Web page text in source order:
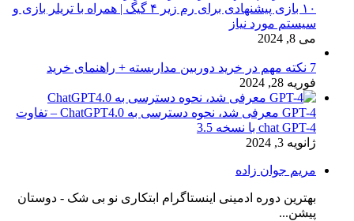
۱۰ بازی پیشنهادی برای رم زیر ۴ گیگ | همراه با تریلر بازی و
سیستم مورد نیاز
می 8, 2024
7 نکته مهم در خرید دوربین مداربسته + راهنمای خرید
فوریه 28, 2024
GPT-4 معرفی شد، نحوه دسترسی به ChatGPT4.0 – تفاوت
chat GPT-4 با نسخه 3.5
ژانویه 3, 2024
مریم جوان زاده
بهترین دوره ادمینی اینستاگرام ابتکاری نو بی شک - دوستان
پیشن...